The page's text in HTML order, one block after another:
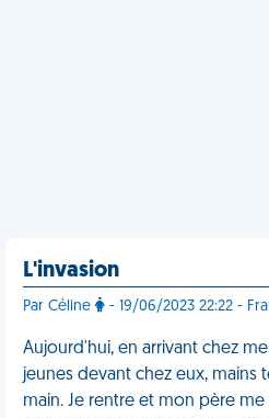
L'invasion
Par Céline - 19/06/2023 22:22 -
Aujourd'hui, en arrivant chez
jeunes devant chez eux, mains
main. Je rentre et mon père